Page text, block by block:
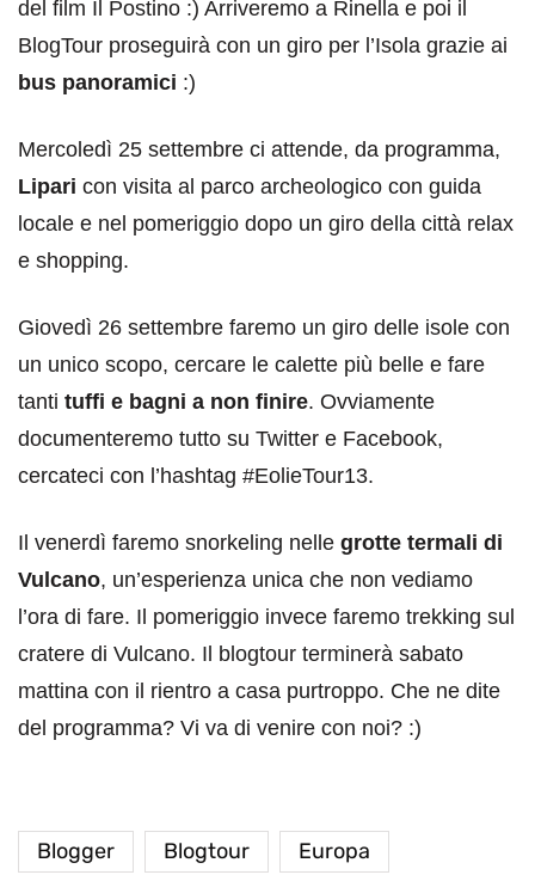
del film Il Postino :) Arriveremo a Rinella e poi il
BlogTour proseguirà con un giro per l’Isola grazie ai
bus panoramici :)
Mercoledì 25 settembre ci attende, da programma,
Lipari con visita al parco archeologico con guida
locale e nel pomeriggio dopo un giro della città relax
e shopping.
Giovedì 26 settembre faremo un giro delle isole con
un unico scopo, cercare le calette più belle e fare
tanti tuffi e bagni a non finire. Ovviamente
documenteremo tutto su Twitter e Facebook,
cercateci con l’hashtag #EolieTour13.
Il venerdì faremo snorkeling nelle grotte termali di
Vulcano, un’esperienza unica che non vediamo
l’ora di fare. Il pomeriggio invece faremo trekking sul
cratere di Vulcano. Il blogtour terminerà sabato
mattina con il rientro a casa purtroppo. Che ne dite
del programma? Vi va di venire con noi? :)
Blogger Blogtour
Europa